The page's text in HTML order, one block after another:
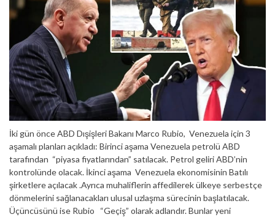
İki gün önce ABD Dışişleri Bakanı Marco Rubio, Venezuela için 3
aşamalı planları açıkladı: Birinci aşama Venezuela petrolü ABD
tarafından “piyasa fiyatlarından” satılacak. Petrol geliri ABD’nin
kontrolünde olacak. İkinci aşama Venezuela ekonomisinin Batılı
şirketlere açılacak .Ayrıca muhaliflerin affedilerek ülkeye serbestçe
dönmelerini sağlanacakları ulusal uzlaşma sürecinin başlatılacak.
Üçüncüsünü ise Rubio “Geçiş” olarak adlandır. Bunlar yeni